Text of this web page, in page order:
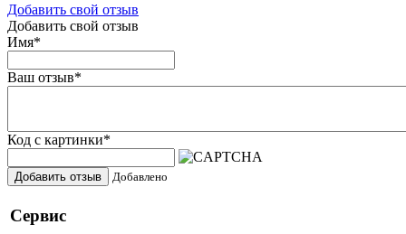
Добавить свой отзыв
Добавить свой отзыв
Имя*
Ваш отзыв*
Код с картинки*
Добавить отзыв Добавлено
Сервис